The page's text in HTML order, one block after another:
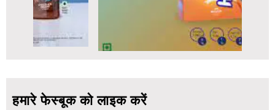
हमारे फेस्बूक को लाइक करें